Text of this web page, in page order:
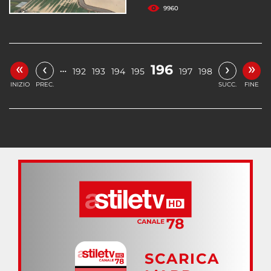
9960
«
INIZIO
‹
PREC.
… 192 193 194 195 196 197 198 ›
SUCC.
»
FINE
SCARICA